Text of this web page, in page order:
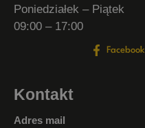
Poniedziałek – Piątek
09:00 – 17:00
Facebook
Kontakt
Adres mail